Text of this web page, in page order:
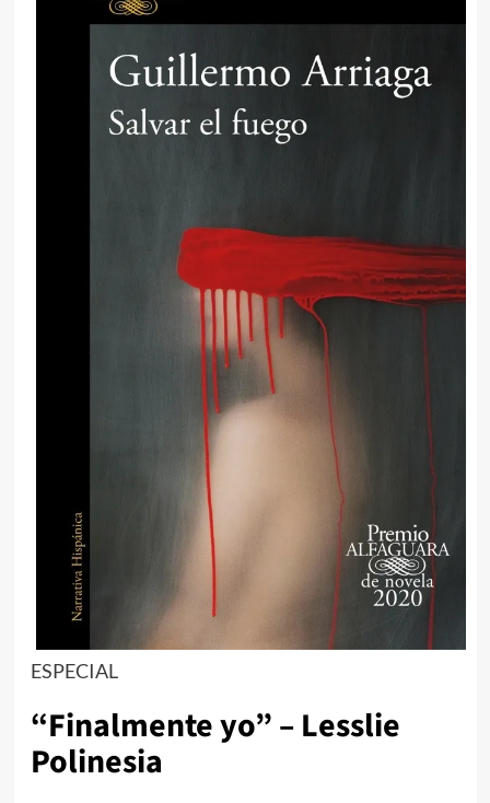
ESPECIAL
“Finalmente yo” – Lesslie
Polinesia